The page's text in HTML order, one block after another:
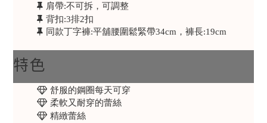
肩帶:不可拆，可調整
背扣:3排2扣
同款丁字褲:平舖腰圍鬆緊帶34cm，褲長:19cm
特色
舒服的鋼圈每天可穿
柔軟又耐穿的蕾絲
精緻蕾絲